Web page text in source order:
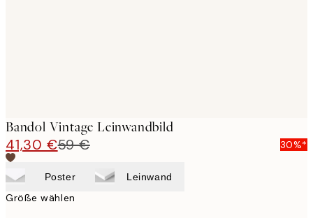
Bandol Vintage Leinwandbild
41,30 €59 € 30%*
Poster Leinwand
Größe wählen